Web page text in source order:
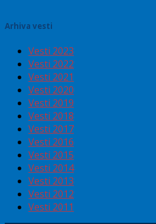
Arhiva vesti
Vesti 2023
Vesti 2022
Vesti 2021
Vesti 2020
Vesti 2019
Vesti 2018
Vesti 2017
Vesti 2016
Vesti 2015
Vesti 2014
Vesti 2013
Vesti 2012
Vesti 2011